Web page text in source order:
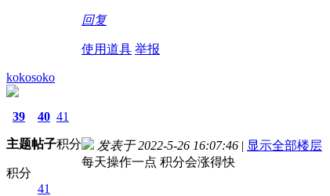
回复
使用道具 举报
kokosoko
39
主题
40
帖子
41
积分
积分
41
发表于 2022-5-26 16:07:46 | 显示全部楼层
每天操作一点 积分会涨得快